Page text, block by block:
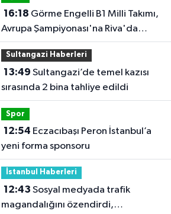
16:18
Avrupa Şampiyonası'na Riva'da
hazırlanıyor
Sultangazi Haberleri
13:49
sırasında 2 bina tahliye edildi
Spor
12:54
yeni forma sponsoru
İstanbul Haberleri
12:43
magandalığını özendirdi,